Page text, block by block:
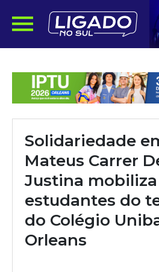
Solidariedade
Mateus Carrer
Justina mobiliza
estudantes do
do Colégio
Orleans